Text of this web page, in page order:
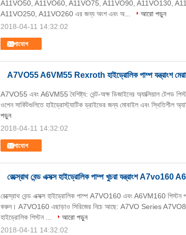
যোগাযোগ
A11VO50, A11VO60, A11VO75, A11VO90, A11VO130,
A11VO250, A11VO260 এর জন্য অংশ এবং অ...
আরো পড়ুন
2018-04-11 14:32:02
A7VO55 A6VM55 Rexroth হাইড্রোলিক পাম্প যন্ত্রাংশ
যোগাযোগ
A7VO55 এবং A6VM55 বৈশিষ্ট্য: বেন্ট-অক্ষ ডিজাইনের অ্যাক্সিয়াল টেপড পিস্টন
ওপেন সার্কিটগুলিতে হাইড্রোস্ট্যাটিক ড্রাইভের জন্য মোবাইল এবং স্থিতিশীল
পড়ুন
2018-04-11 14:32:02
রেক্স্রোথ বেন্ড এক্সক্স হাইড্রোলিক পাম্প খুচরা যন্ত্রাংশ A7vo160
রেক্স্রোথ বেন্ড এক্সক্স হাইড্রোলিক পাম্প A7VO160 এবং A6VM160 পিস্টন
করুন। A7VO160 এছাড়াও সিরিজের নিচে আছে: A7VO Series
হাইড্রোলিক পিস্টন ...
আরো পড়ুন
2018-04-11 14:32:02